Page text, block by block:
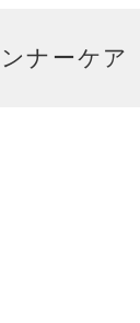
ナーケア